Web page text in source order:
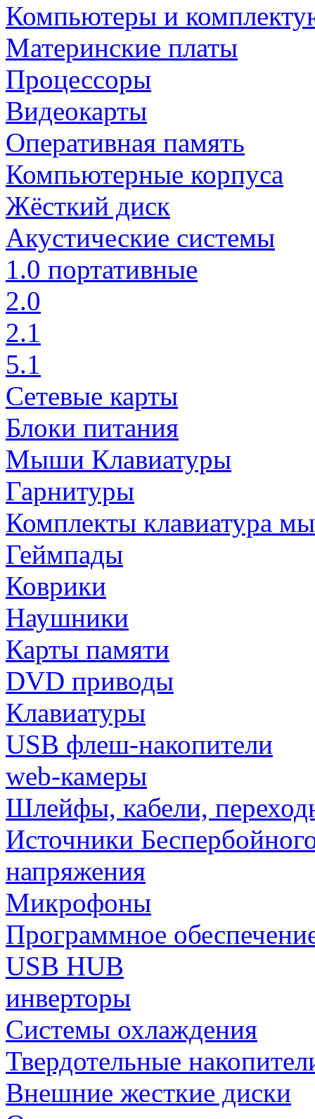
Компьютеры и
Материнские платы
Процессоры
Видеокарты
Оперативная память
Компьютерные корпуса
Жёсткий диск
Акустические системы
1.0 портативные
2.0
2.1
5.1
Сетевые карты
Блоки питания
Мыши Клавиатуры
Гарнитуры
Комплекты клавиатура
Геймпады
Коврики
Наушники
Карты памяти
DVD приводы
Клавиатуры
USB флеш-накопители
web-камеры
Шлейфы, кабели,
Источники
напряжения
Микрофоны
Программное
USB HUB
инверторы
Системы охлаждения
Твердотельные
Внешние жесткие диски